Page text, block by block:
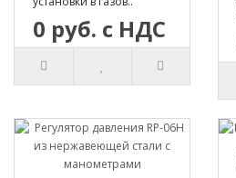
0 руб. с НДС